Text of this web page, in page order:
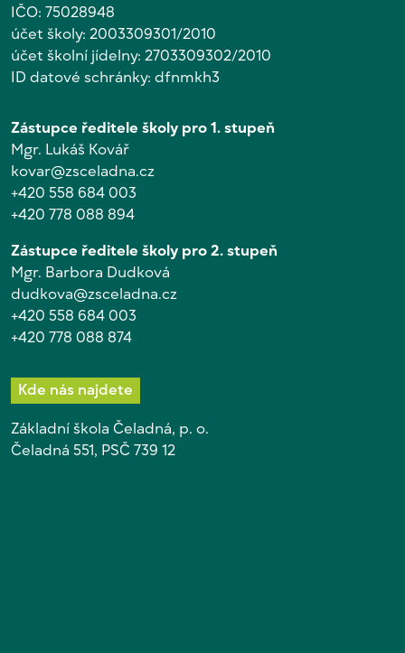
IČO: 75028948
účet školy: 2003309301/2010
účet školní jídelny: 2703309302/2010
ID datové schránky: dfnmkh3
Zástupce ředitele školy pro 1. stupeň
Mgr. Lukáš Kovář
kovar@zsceladna.cz
+420 558 684 003
+420 778 088 894
Zástupce ředitele školy pro 2. stupeň
Mgr. Barbora Dudková
dudkova@zsceladna.cz
+420 558 684 003
+420 778 088 874
Kde nás najdete
Základní škola Čeladná, p. o.
Čeladná 551, PSČ 739 12